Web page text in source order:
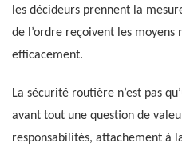
les décideurs prennent la
de l’ordre reçoivent les moyens
efficacement.
La sécurité routière n’est pas
avant tout une question de
responsabilités, attachement à